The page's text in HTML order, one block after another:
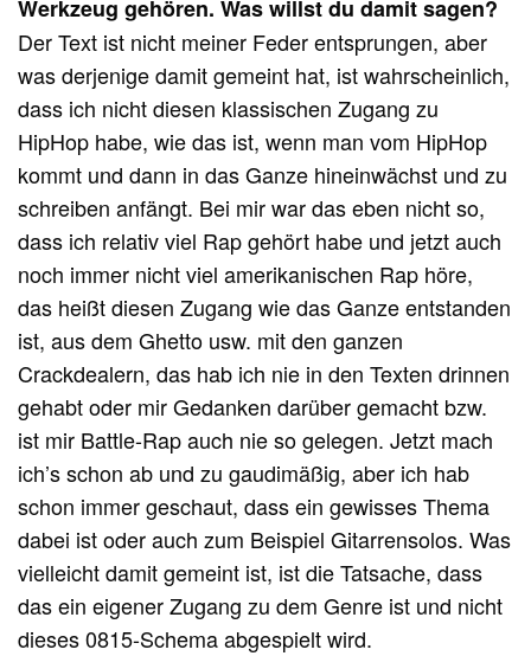
Werkzeug gehören. Was willst du damit sagen?
Der Text ist nicht meiner Feder entsprungen, aber
was derjenige damit gemeint hat, ist wahrscheinlich,
dass ich nicht diesen klassischen Zugang zu
HipHop habe, wie das ist, wenn man vom HipHop
kommt und dann in das Ganze hineinwächst und zu
schreiben anfängt. Bei mir war das eben nicht so,
dass ich relativ viel Rap gehört habe und jetzt auch
noch immer nicht viel amerikanischen Rap höre,
das heißt diesen Zugang wie das Ganze entstanden
ist, aus dem Ghetto usw. mit den ganzen
Crackdealern, das hab ich nie in den Texten drinnen
gehabt oder mir Gedanken darüber gemacht bzw.
ist mir Battle-Rap auch nie so gelegen. Jetzt mach
ich’s schon ab und zu gaudimäßig, aber ich hab
schon immer geschaut, dass ein gewisses Thema
dabei ist oder auch zum Beispiel Gitarrensolos. Was
vielleicht damit gemeint ist, ist die Tatsache, dass
das ein eigener Zugang zu dem Genre ist und nicht
dieses 0815-Schema abgespielt wird.